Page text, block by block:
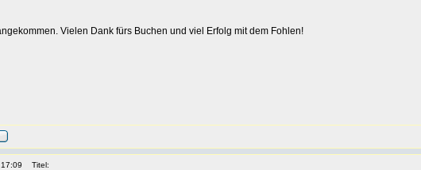
Vielen Dank fürs Buchen und viel Erfolg mit dem Fohlen!
Titel: